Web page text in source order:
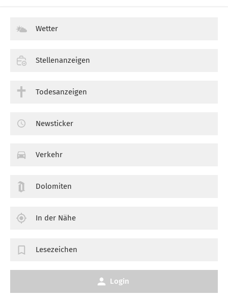
Wetter
Stellenanzeigen
Todesanzeigen
Newsticker
Verkehr
Dolomiten
In der Nähe
Lesezeichen
Login